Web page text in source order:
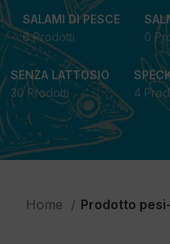
SALAMI DI PESCE
6 Prodotti
0
SENZA LATTOSIO
30 Prodotti
4
Home Prodotto